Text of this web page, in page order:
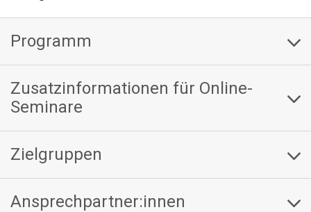
Programm
Zusatzinformationen für Online-
Seminare
Zielgruppen
Ansprechpartner:innen